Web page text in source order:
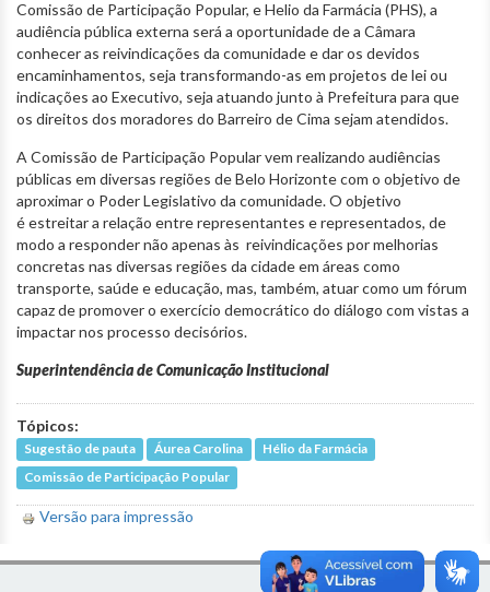
Comissão de Participação Popular, e Helio da Farmácia (PHS), a
audiência pública externa será a oportunidade de a Câmara
conhecer as reivindicações da comunidade e dar os devidos
encaminhamentos, seja transformando-as em projetos de lei ou
indicações ao Executivo, seja atuando junto à Prefeitura para que
os direitos dos moradores do Barreiro de Cima sejam atendidos.
A Comissão de Participação Popular vem realizando audiências
públicas em diversas regiões de Belo Horizonte com o objetivo de
aproximar o Poder Legislativo da comunidade. O objetivo
é estreitar a relação entre representantes e representados, de
modo a responder não apenas às reivindicações por melhorias
concretas nas diversas regiões da cidade em áreas como
transporte, saúde e educação, mas, também, atuar como um fórum
capaz de promover o exercício democrático do diálogo com vistas a
impactar nos processo decisórios.
Superintendência de Comunicação Institucional
Tópicos:
Sugestão de pauta Áurea Carolina
Hélio da Farmácia
Comissão de Participação Popular
Versão para impressão